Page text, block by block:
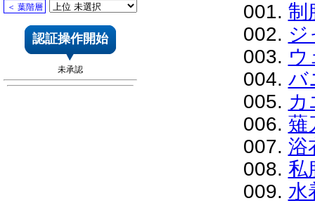
001. 制
002. ジ
003. ウ
004. バ
005. カ
006. 薙
007. 浴
008. 私
009. 水
＜ 葉階層
認証操作開始
未承認